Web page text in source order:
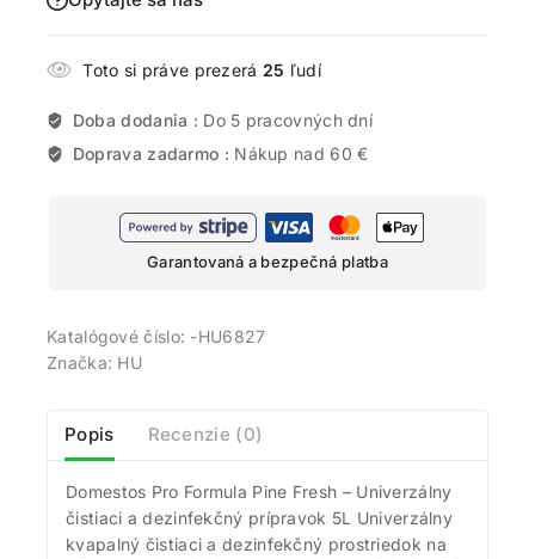
Toto si práve prezerá 25 ľudí
Doba dodania : Do 5 pracovných dní
Doprava zadarmo : Nákup nad 60 €
Garantovaná a bezpečná platba
Katalógové číslo: -HU6827
Značka: HU
Popis Recenzie (0)
Domestos Pro Formula Pine Fresh – Univerzálny
čistiaci a dezinfekčný prípravok 5L Univerzálny
kvapalný čistiaci a dezinfekčný prostriedok na